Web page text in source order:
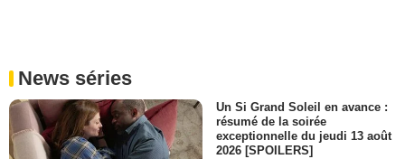
News séries
Un Si Grand Soleil en avance :
résumé de la soirée
exceptionnelle du jeudi 13 août
2026 [SPOILERS]